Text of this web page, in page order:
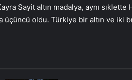
Sayit altın madalya, aynı sıklette
oldu. Türkiye bir altın ve iki